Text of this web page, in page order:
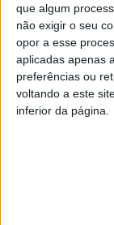
que algum
não exigir o seu
opor a esse
aplicadas apenas
preferências ou
voltando a este
inferior da página.
Em todas as
toma-se a
iniciativa de
Aos 17 anos